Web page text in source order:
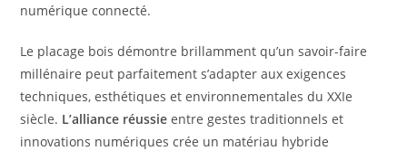
numérique connecté.
Le placage bois démontre brillamment qu’un savoir-faire
millénaire peut parfaitement s’adapter aux exigences
techniques, esthétiques et environnementales du XXIe
siècle. L’alliance réussie entre gestes traditionnels et
innovations numériques crée un matériau hybride